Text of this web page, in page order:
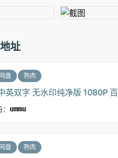
址
盘 熟肉
英双字 无水印纯净版 1080P
ummu
盘 熟肉